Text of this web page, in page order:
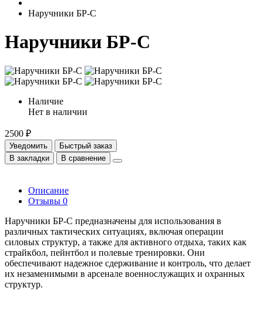
Наручники БР-С
Наручники БР-С
Наличие
Нет в наличии
2500 ₽
Уведомить
Быстрый заказ
В закладки
В сравнение
Описание
Отзывы 0
Наручники БР-С предназначены для использования в
различных тактических ситуациях, включая операции
силовых структур, а также для активного отдыха, таких как
страйкбол, пейнтбол и полевые тренировки. Они
обеспечивают надежное сдерживание и контроль, что делает
их незаменимыми в арсенале военнослужащих и охранных
структур.